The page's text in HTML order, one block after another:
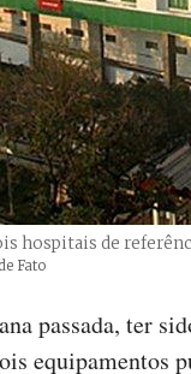
hospitais de
Fato
passada, ter
equipamentos